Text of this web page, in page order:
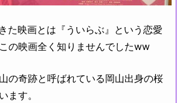
た映画とは『ういらぶ』という恋愛
の映画全く知りませんでしたww
の奇跡と呼ばれている岡山出身の桜
ます。